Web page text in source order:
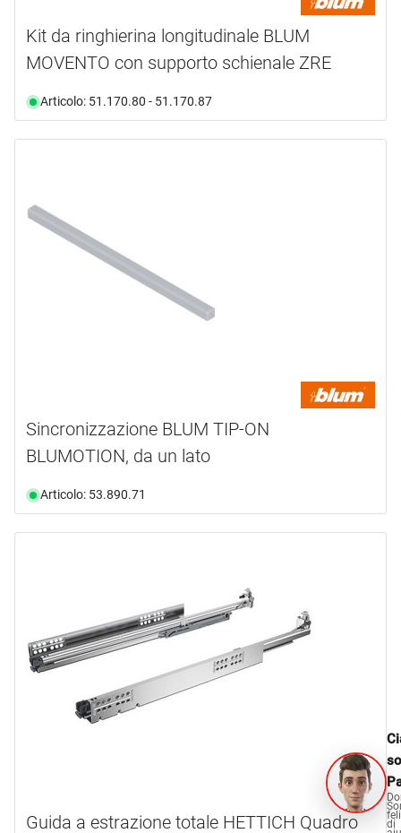
Kit da ringhierina longitudinale BLUM
MOVENTO con supporto schienale ZRE
Articolo: 51.170.80 - 51.170.87
Sincronizzazione BLUM TIP-ON
BLUMOTION, da un lato
Articolo: 53.890.71
Guida a estrazione totale HETTICH Quadro di